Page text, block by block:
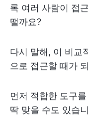
록 여러 사람이 접
떨까요?
다시 말해, 이 비교
으로 접근할 때가
먼저 적합한 도구
딱 맞을 수도 있습